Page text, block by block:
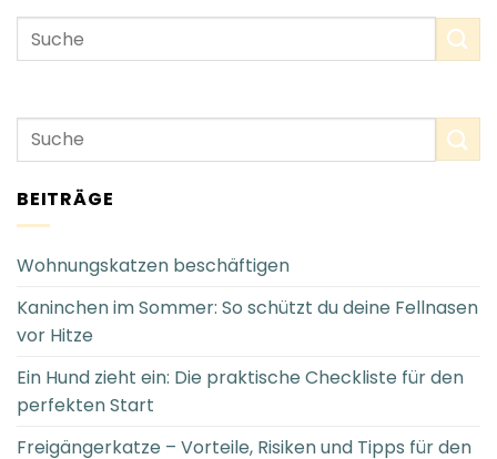
BEITRÄGE
Wohnungskatzen beschäftigen
Kaninchen im Sommer: So schützt du deine Fellnasen
vor Hitze
Ein Hund zieht ein: Die praktische Checkliste für den
perfekten Start
Freigängerkatze – Vorteile, Risiken und Tipps für den